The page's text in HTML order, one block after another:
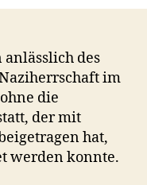
8.
Mai
des
im
die
der mit
hat,
werden konnte.